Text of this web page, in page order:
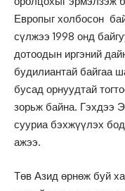
Европыг холбосон
сүлжээ 1998 онд
дотоодын иргэний
будилиантай байгаа
бусад орнуудтай
зорьж байна. Гэхдээ
сууриа бэхжүүлэх
ажээ.
Төв Азид өрнөж буй